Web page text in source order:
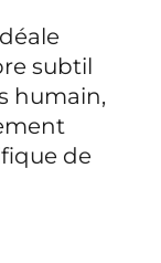
subtil
humain,
de